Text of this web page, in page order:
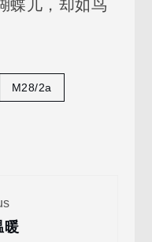
蝶儿，却如鸟
M28/2a
暖